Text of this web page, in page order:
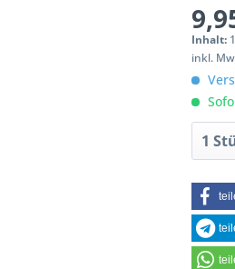
Inhalt:
inkl.